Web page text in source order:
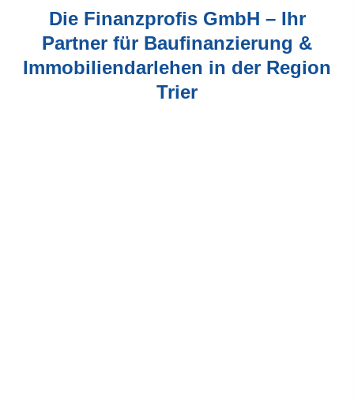
Die Finanzprofis GmbH – Ihr
Partner für Baufinanzierung &
Immobiliendarlehen in der Region
Trier